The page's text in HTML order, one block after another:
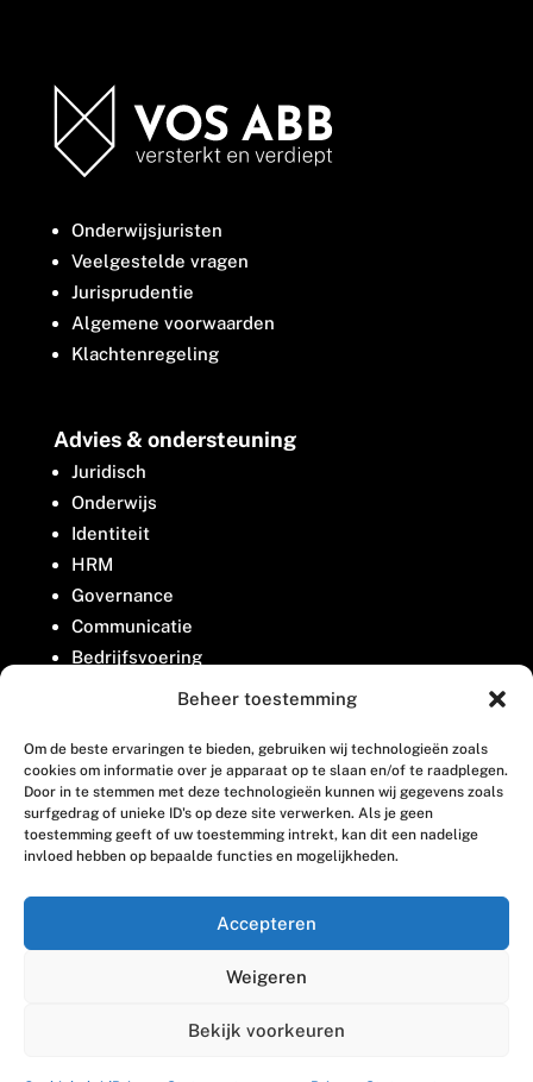
Beheer toestemming
Om de beste ervaringen te bieden, gebruiken wij technologieën zoals
cookies om informatie over je apparaat op te slaan en/of te raadplegen.
Door in te stemmen met deze technologieën kunnen wij gegevens zoals
surfgedrag of unieke ID's op deze site verwerken. Als je geen
toestemming geeft of uw toestemming intrekt, kan dit een nadelige
invloed hebben op bepaalde functies en mogelijkheden.
Accepteren
Weigeren
Bekijk voorkeuren
Onderwijsjuristen
Veelgestelde vragen
Jurisprudentie
Algemene voorwaarden
Klachtenregeling
Advies & ondersteuning
Juridisch
Onderwijs
Identiteit
HRM
Governance
Communicatie
Bedrijfsvoering
Belangenbehartiging
Contact
Houttuinlaan 8
3447 GM Woerden